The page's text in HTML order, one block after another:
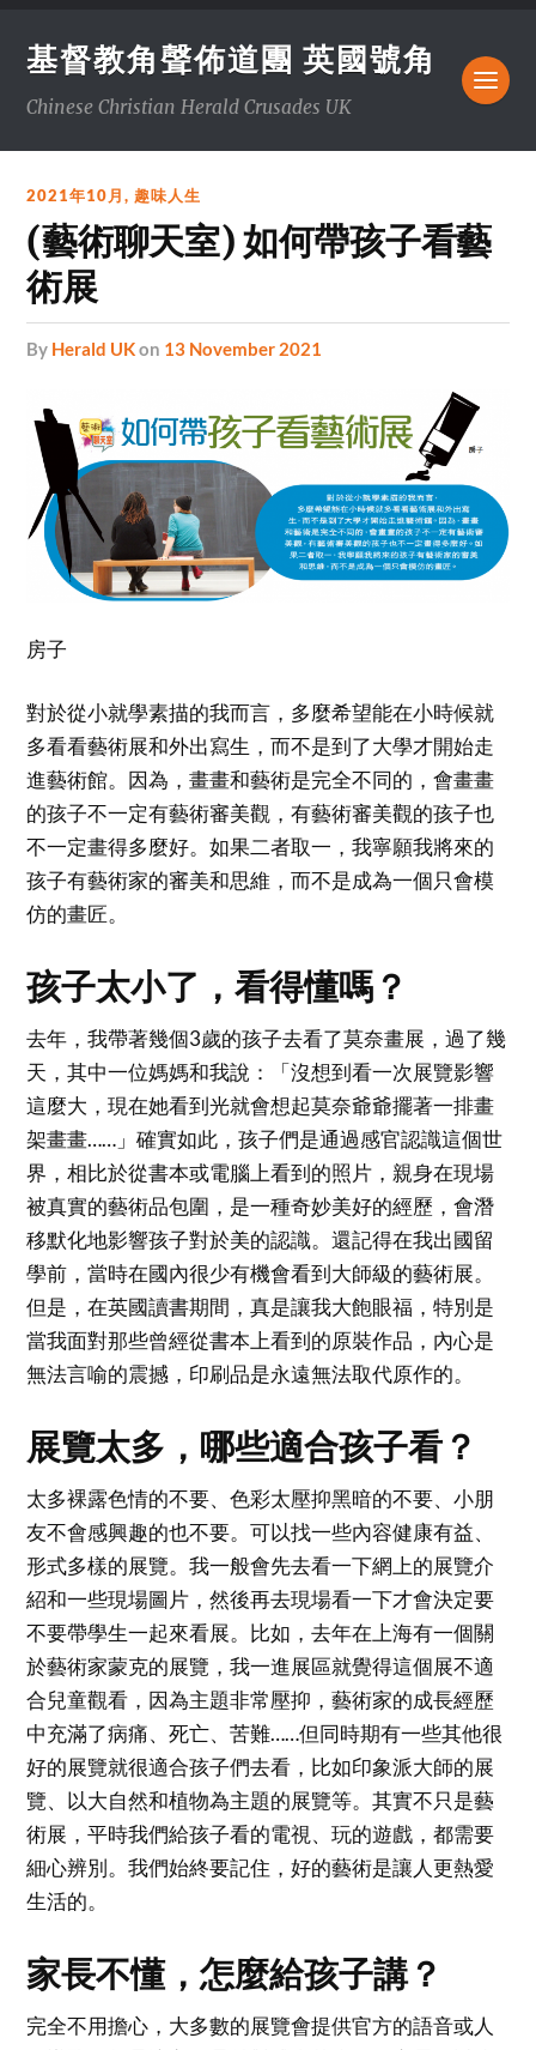
基督教角聲佈道團 英國號角
Chinese Christian Herald Crusades UK
2021年10月,趣味人生
(藝術聊天室) 如何帶孩子看藝
術展
by Herald UKon 13 November 2021
房子
對於從小就學素描的我而言，多麼希望能在小時候就
多看看藝術展和外出寫生，而不是到了大學才開始走
進藝術館。因為，畫畫和藝術是完全不同的，會畫畫
的孩子不一定有藝術審美觀，有藝術審美觀的孩子也
不一定畫得多麼好。如果二者取一，我寧願我將來的
孩子有藝術家的審美和思維，而不是成為一個只會模
仿的畫匠。
孩子太小了，看得懂嗎？
去年，我帶著幾個3歲的孩子去看了莫奈畫展，過了幾
天，其中一位媽媽和我說：「沒想到看一次展覽影響
這麼大，現在她看到光就會想起莫奈爺爺擺著一排畫
架畫畫……」確實如此，孩子們是通過感官認識這個世
界，相比於從書本或電腦上看到的照片，親身在現場
被真實的藝術品包圍，是一種奇妙美好的經歷，會潛
移默化地影響孩子對於美的認識。還記得在我出國留
學前，當時在國內很少有機會看到大師級的藝術展。
但是，在英國讀書期間，真是讓我大飽眼福，特別是
當我面對那些曾經從書本上看到的原裝作品，內心是
無法言喻的震撼，印刷品是永遠無法取代原作的。
展覽太多，哪些適合孩子看？
太多裸露色情的不要、色彩太壓抑黑暗的不要、小朋
友不會感興趣的也不要。可以找一些內容健康有益、
形式多樣的展覽。我一般會先去看一下網上的展覽介
紹和一些現場圖片，然後再去現場看一下才會決定要
不要帶學生一起來看展。比如，去年在上海有一個關
於藝術家蒙克的展覽，我一進展區就覺得這個展不適
合兒童觀看，因為主題非常壓抑，藝術家的成長經歷
中充滿了病痛、死亡、苦難……但同時期有一些其他很
好的展覽就很適合孩子們去看，比如印象派大師的展
覽、以大自然和植物為主題的展覽等。其實不只是藝
術展，平時我們給孩子看的電視、玩的遊戲，都需要
細心辨別。我們始終要記住，好的藝術是讓人更熱愛
生活的。
家長不懂，怎麼給孩子講？
完全不用擔心，大多數的展覽會提供官方的語音或人